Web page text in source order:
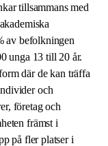
tillsammans med
av befolkningen
unga 13 till 20 år.
där de kan träffa
och
företag och
främst i
på fler platser i